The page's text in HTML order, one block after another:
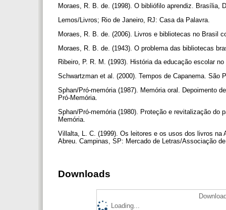
Moraes, R. B. de. (1998). O bibliófilo aprendiz. Brasília,
Lemos/Livros; Rio de Janeiro, RJ: Casa da Palavra.
Moraes, R. B. de. (2006). Livros e bibliotecas no Brasil
Moraes, R. B. de. (1943). O problema das bibliotecas
Ribeiro, P. R. M. (1993). História da educação escolar
Schwartzman et al. (2000). Tempos de Capanema.
Sphan/Pró-memória (1987). Memória oral. Depoimento
Pró-Memória.
Sphan/Pró-memória (1980). Proteção e revitalização
Memória.
Villalta, L. C. (1999). Os leitores e os usos dos livros na
Abreu. Campinas, SP: Mercado de Letras/Associação
Downloads
Loading...